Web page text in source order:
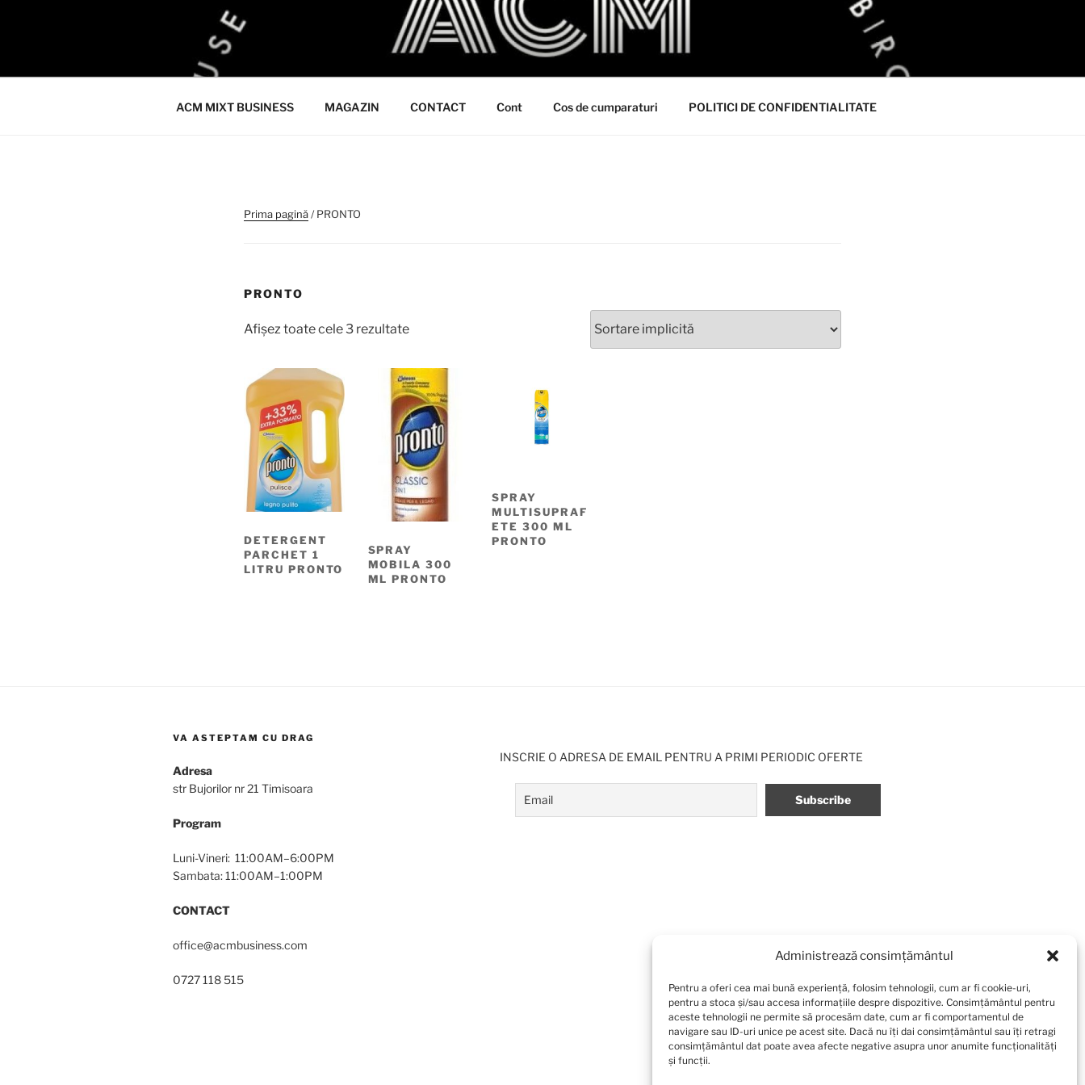
Administrează consimțământul
Pentru a oferi cea mai bună experiență, folosim tehnologii, cum ar fi cookie-uri,
pentru a stoca și/sau accesa informațiile despre dispozitive. Consimțământul pentru
aceste tehnologii ne permite să procesăm date, cum ar fi comportamentul de
navigare sau ID-uri unice pe acest site. Dacă nu îți dai consimțământul sau îți retragi
consimțământul dat poate avea afecte negative asupra unor anumite funcționalități
și funcții.
ACM
ACM VIRTUAL SHOP
ACM MIXT BUSINESS MAGAZIN CONTACT Cont Cos de cumparaturi POLITICI DE CONFIDENTIALITATE
Prima pagină/ PRONTO
PRONTO
Afișez toate cele 3 rezultate
DETERGENT
PARCHET 1
LITRU PRONTO
SPRAY
MOBILA 300
ML PRONTO
SPRAY
MULTISUPRAF
ETE 300 ML
PRONTO
VA ASTEPTAM CU DRAG
Adresa
str Bujorilor nr 21 Timisoara
Program
Luni-Vineri: 11:00AM–6:00PM
Sambata: 11:00AM–1:00PM
CONTACT
office@acmbusiness.com
0727 118 515
INSCRIE O ADRESA DE EMAIL PENTRU A PRIMI PERIODIC OFERTE